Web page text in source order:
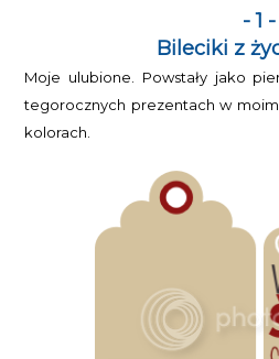
- 1 -
Bileciki z
Moje ulubione. Powstały jako
tegorocznych prezentach w
kolorach.